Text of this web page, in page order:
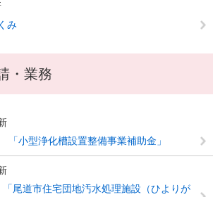
み
・業務
小型浄化槽設置整備事業補助金」
尾道市住宅団地汚水処理施設（ひよりが